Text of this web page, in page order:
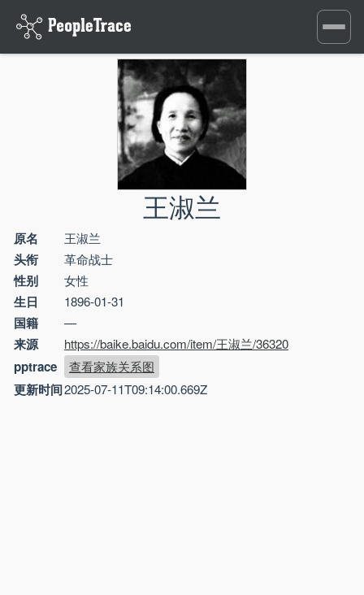
Toggle
王淑兰
原名 王淑兰
头衔 革命战士
性别 女性
生日 1896-01-31
国籍 —
来源 https://baike.baidu.com/item/王淑兰/36320
pptrace 查看家族关系图
更新时间2025-07-11T09:14:00.669Z